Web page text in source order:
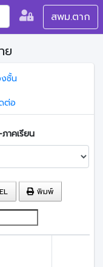
สพม.ตาก
ย
ชั้น
ต่อ
าคเรียน
พิมพ์